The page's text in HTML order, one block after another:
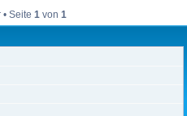
Seite 1 von 1